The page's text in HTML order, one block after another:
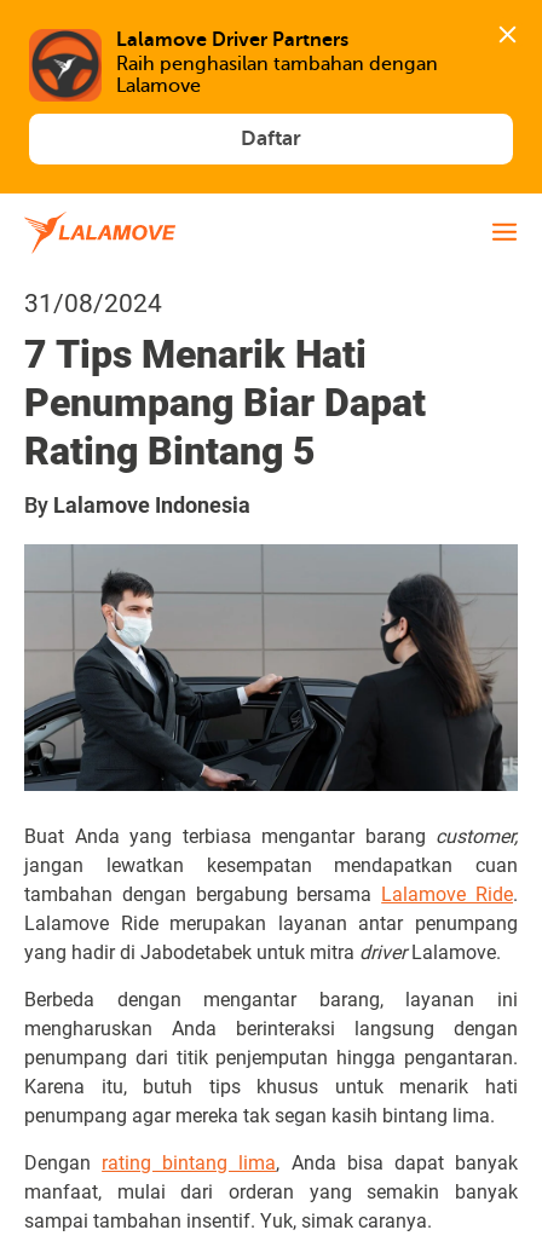
Lalamove Driver Partners
Raih penghasilan tambahan dengan
Lalamove
Daftar
31/08/2024
7 Tips Menarik Hati
Penumpang Biar Dapat
Rating Bintang 5
By Lalamove Indonesia
Buat Anda yang terbiasa mengantar barang customer,
jangan lewatkan kesempatan mendapatkan cuan
tambahan dengan bergabung bersama Lalamove Ride.
Lalamove Ride merupakan layanan antar penumpang
yang hadir di Jabodetabek untuk mitra driverLalamove.
Berbeda dengan mengantar barang, layanan ini
mengharuskan Anda berinteraksi langsung dengan
penumpang dari titik penjemputan hingga pengantaran.
Karena itu, butuh tips khusus untuk menarik hati
penumpang agar mereka tak segan kasih bintang lima.
Dengan rating bintang lima, Anda bisa dapat banyak
manfaat, mulai dari orderan yang semakin banyak
sampai tambahan insentif. Yuk, simak caranya.